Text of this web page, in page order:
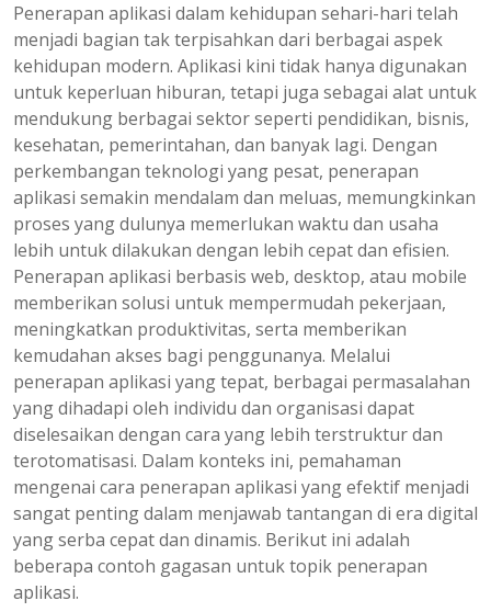
Penerapan aplikasi dalam kehidupan sehari-hari telah
menjadi bagian tak terpisahkan dari berbagai aspek
kehidupan modern. Aplikasi kini tidak hanya digunakan
untuk keperluan hiburan, tetapi juga sebagai alat untuk
mendukung berbagai sektor seperti pendidikan, bisnis,
kesehatan, pemerintahan, dan banyak lagi. Dengan
perkembangan teknologi yang pesat, penerapan
aplikasi semakin mendalam dan meluas, memungkinkan
proses yang dulunya memerlukan waktu dan usaha
lebih untuk dilakukan dengan lebih cepat dan efisien.
Penerapan aplikasi berbasis web, desktop, atau mobile
memberikan solusi untuk mempermudah pekerjaan,
meningkatkan produktivitas, serta memberikan
kemudahan akses bagi penggunanya. Melalui
penerapan aplikasi yang tepat, berbagai permasalahan
yang dihadapi oleh individu dan organisasi dapat
diselesaikan dengan cara yang lebih terstruktur dan
terotomatisasi. Dalam konteks ini, pemahaman
mengenai cara penerapan aplikasi yang efektif menjadi
sangat penting dalam menjawab tantangan di era digital
yang serba cepat dan dinamis. Berikut ini adalah
beberapa contoh gagasan untuk topik penerapan
aplikasi.